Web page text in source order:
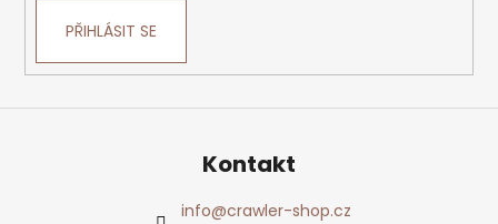
PŘIHLÁSIT SE
Kontakt
info@crawler-shop.cz